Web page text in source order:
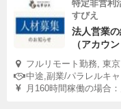
特定非営利
すびえ
法人営業
（アカウ
フルリモート勤務, 東
中途,副業/パラレルキ
月160時間稼働の場合